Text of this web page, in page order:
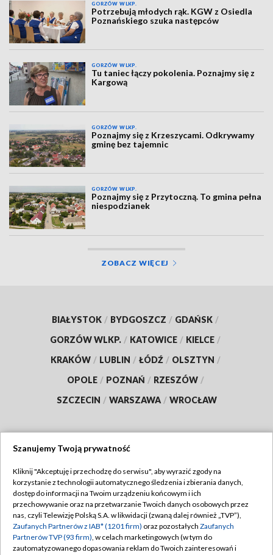
GORZÓW WLKP.
Potrzebują młodych rąk. KGW z Osiedla
Poznańskiego szuka następców
GORZÓW WLKP.
Tu taniec łączy pokolenia. Poznajmy się z
Kargową
GORZÓW WLKP.
Poznajmy się z Krzeszycami. Odkrywamy
gminę bez tajemnic
GORZÓW WLKP.
Poznajmy się z Przytoczną. To gmina pełna
niespodzianek
ZOBACZ WIĘCEJ
BIAŁYSTOK / BYDGOSZCZ / GDAŃSK /
GORZÓW WLKP. / KATOWICE / KIELCE /
KRAKÓW / LUBLIN / ŁÓDŹ / OLSZTYN /
OPOLE / POZNAŃ / RZESZÓW /
SZCZECIN / WARSZAWA / WROCŁAW
TVP
Abonament TVP
Emisja w TVP
Centrum informacji TVP
Regulamin TVP
Polityka prywatności
Moje zgody
Szanujemy Twoją prywatność
Kliknij "Akceptuję i przechodzę do serwisu", aby wyrazić zgody na
korzystanie z technologii automatycznego śledzenia i zbierania danych,
dostęp do informacji na Twoim urządzeniu końcowym i ich
przechowywanie oraz na przetwarzanie Twoich danych osobowych przez
nas, czyli Telewizję Polską S.A. w likwidacji (zwaną dalej również „TVP”),
Zaufanych Partnerów z IAB* (1201 firm) oraz pozostałych Zaufanych
Partnerów TVP (93 firm), w celach marketingowych (w tym do
zautomatyzowanego dopasowania reklam do Twoich zainteresowań i